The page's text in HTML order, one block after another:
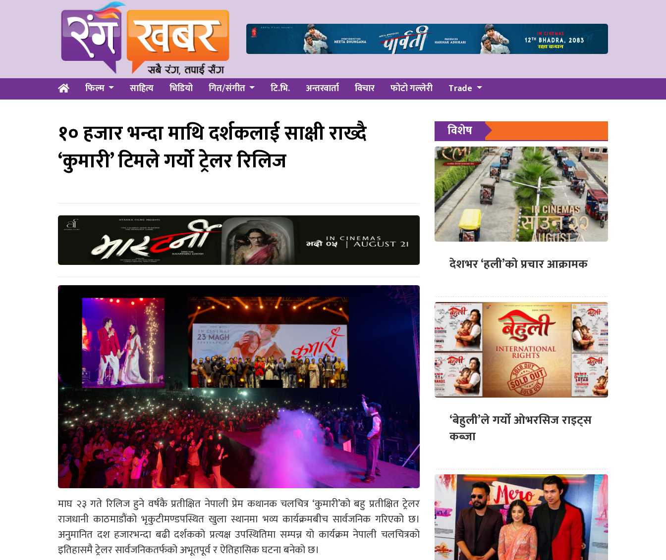
फिल्म साहित्य भिडियो गित/संगीत टि.भि. अन्तरवार्ता विचार फोटो गल्लेरी Trade
१० हजार भन्दा माथि दर्शकलाई साक्षी राख्दै
‘कुमारी’ टिमले गर्यो ट्रेलर रिलिज
माघ २३ गते रिलिज हुने वर्षकै प्रतीक्षित नेपाली प्रेम कथानक चलचित्र ‘कुमारी’को बहु प्रतीक्षित ट्रेलर
राजधानी काठमाडौंको भृकुटीमण्डपस्थित खुला स्थानमा भव्य कार्यक्रमबीच सार्वजनिक गरिएको छ।
अनुमानित दश हजारभन्दा बढी दर्शकको प्रत्यक्ष उपस्थितिमा सम्पन्न यो कार्यक्रम नेपाली चलचित्रको
इतिहासमै ट्रेलर सार्वजनिकतर्फको अभूतपूर्व र ऐतिहासिक घटना बनेको छ।
विशेष
देशभर ‘हली’को प्रचार आक्रामक
‘बेहुली’ले गर्यो ओभरसिज राइट्स
कब्जा